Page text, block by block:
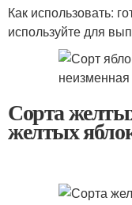
Как использовать:
используйте для
Сорта
желтых